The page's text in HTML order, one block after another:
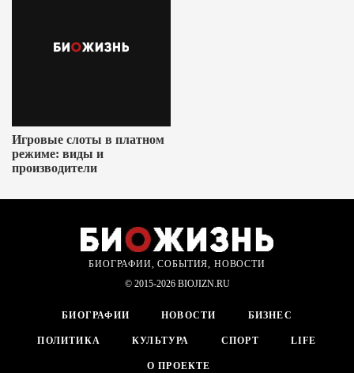
Игровые слоты в платном
режиме: виды и
производители
БИОГРАФИИ, СОБЫТИЯ, НОВОСТИ
© 2015-2026 BIOJIZN.RU
БИОГРАФИИ НОВОСТИ БИЗНЕС
ПОЛИТИКА КУЛЬТУРА СПОРТ LIFE
О ПРОЕКТЕ